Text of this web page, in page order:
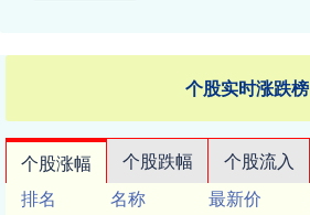
个股实时涨跌榜
个股涨幅 个股跌幅 个股流入
排名
名称 最新价